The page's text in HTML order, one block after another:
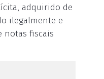
adquirido de
ilegalmente e
notas fiscais